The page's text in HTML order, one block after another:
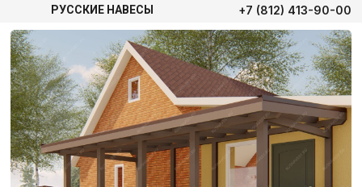
РУССКИЕ НАВЕСЫ +7 (812) 413-90-00